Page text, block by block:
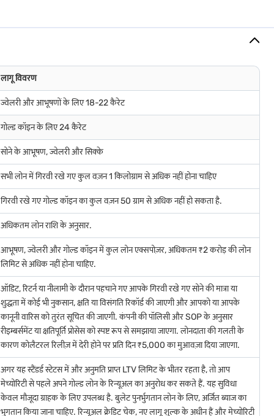
24.25% तक की ब्याज दरें मिलती हैं.
बाद में कोई छिपे हुए शुल्क या आश्चर्यजनक लागत नहीं है. शुरुआत से सब कुछ स्पष्ट
के साथ इसे आसान बनाता है:
उद्देश्य आदिलाबाद में आपके गोल्ड लोन को जितना संभव हो उतना आसान और
लागू विवरण
ज्वेलरी और आभूषणों के लिए 18-22 कैरेट
गोल्ड कॉइन के लिए 24 कैरेट
सोने के आभूषण, ज्वेलरी और सिक्के
सभी लोन में गिरवी रखे गए कुल वज़न 1 किलोग्राम से अधिक नहीं होना चाहिए
गिरवी रखे गए गोल्ड कॉइन का कुल वज़न 50 ग्राम से अधिक नहीं हो सकता है.
अधिकतम लोन राशि के अनुसार.
आभूषण, ज्वेलरी और गोल्ड कॉइन में कुल लोन एक्सपोज़र, अधिकतम ₹2 करोड़ की लोन
लिमिट से अधिक नहीं होना चाहिए.
ऑडिट, रिटर्न या नीलामी के दौरान पहचाने गए आपके गिरवी रखे गए सोने की मात्रा या
शुद्धता में कोई भी नुकसान, क्षति या विसंगति रिकॉर्ड की जाएगी और आपको या आपके
कानूनी वारिस को तुरंत सूचित की जाएगी. कंपनी की पॉलिसी और SOP के अनुसार
रीइम्बर्समेंट या क्षतिपूर्ति प्रोसेस को स्पष्ट रूप से समझाया जाएगा. लोनदाता की गलती के
कारण कोलैटरल रिलीज़ में देरी होने पर प्रति दिन ₹5,000 का मुआवज़ा दिया जाएगा.
अगर यह स्टैंडर्ड स्टेटस में और अनुमति प्राप्त LTV लिमिट के भीतर रहता है, तो आप
मेच्योरिटी से पहले अपने गोल्ड लोन के रिन्यूअल का अनुरोध कर सकते हैं. यह सुविधा
केवल मौजूदा ग्राहक के लिए उपलब्ध है. बुलेट पुनर्भुगतान लोन के लिए, अर्जित ब्याज का
भुगतान किया जाना चाहिए. रिन्यूअल क्रेडिट चेक, नए लागू शुल्क के अधीन हैं और मेच्योरिटी